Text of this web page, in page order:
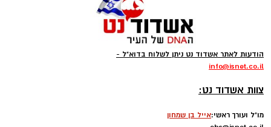
הודעות לאתר אשדוד נט ניתן לשלוח בדוא"ל -
info@isnet.co.il
צוות אשדוד נט:
מו"ל ועורך ראשי:אייל בן שמחון